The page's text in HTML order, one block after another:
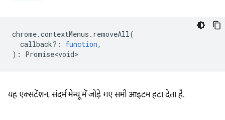
chrome.contextMenus . removeAll(
callback? : function,
) : Promise<void>
यह एक्सटेंशन, संदर्भ मेन्यू में जोड़े गए सभी आइटम हटा देता है.